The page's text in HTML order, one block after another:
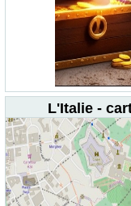
L'Italie -